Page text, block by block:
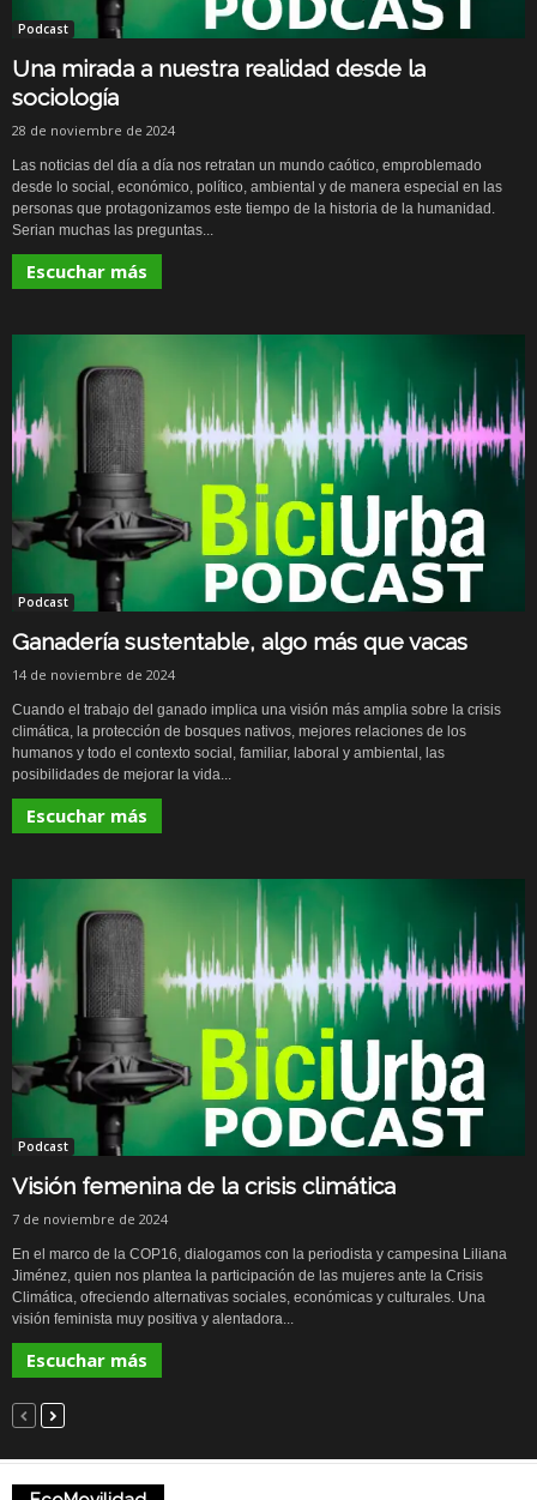
Podcast
Una mirada a nuestra realidad desde la
sociología
28 de noviembre de 2024
Las noticias del día a día nos retratan un mundo caótico, emproblemado
desde lo social, económico, político, ambiental y de manera especial en las
personas que protagonizamos este tiempo de la historia de la humanidad.
Serian muchas las preguntas...
Escuchar más
Podcast
Ganadería sustentable, algo más que vacas
14 de noviembre de 2024
Cuando el trabajo del ganado implica una visión más amplia sobre la crisis
climática, la protección de bosques nativos, mejores relaciones de los
humanos y todo el contexto social, familiar, laboral y ambiental, las
posibilidades de mejorar la vida...
Escuchar más
Podcast
Visión femenina de la crisis climática
7 de noviembre de 2024
En el marco de la COP16, dialogamos con la periodista y campesina Liliana
Jiménez, quien nos plantea la participación de las mujeres ante la Crisis
Climática, ofreciendo alternativas sociales, económicas y culturales. Una
visión feminista muy positiva y alentadora...
Escuchar más